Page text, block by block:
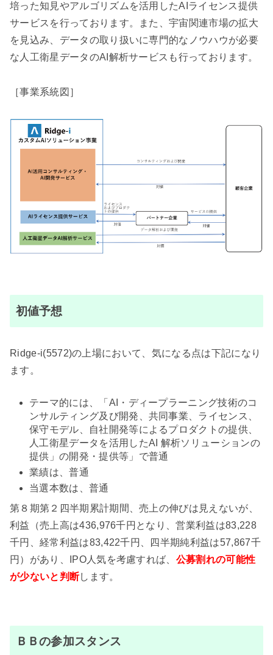
培った知見やアルゴリズムを活用したAIライセンス提供
サービスを行っております。また、宇宙関連市場の拡大
を見込み、データの取り扱いに専門的なノウハウが必要
な人工衛星データのAI解析サービスも行っております。
［事業系統図］
初値予想
Ridge-i(5572)の上場において、気になる点は下記になり
ます。
テーマ的には、「AI・ディープラーニング技術のコ
ンサルティング及び開発、共同事業、ライセンス、
保守モデル、自社開発等によるプロダクトの提供、
人工衛星データを活用したAI 解析ソリューションの
提供」の開発・提供等」で普通
業績は、普通
当選本数は、普通
第８期第２四半期累計期間、売上の伸びは見えないが、
利益（売上高は436,976千円となり、営業利益は83,228
千円、経常利益は83,422千円、四半期純利益は57,867千
円）があり、IPO人気を考慮すれば、 公募割れの可能性
が少ないと判断します。
ＢＢの参加スタンス